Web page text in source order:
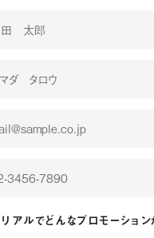
リアルでどんなプロモーショ